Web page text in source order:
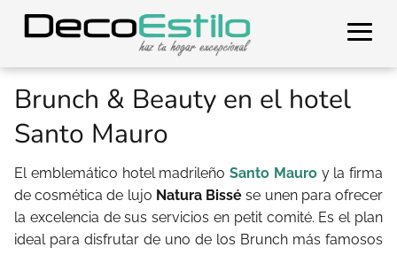
Brunch & Beauty en el hotel
Santo Mauro
El emblemático hotel madrileño Santo Mauroy la firma
de cosmética de lujo Natura Bissé se unen para ofrecer
la excelencia de sus servicios en petit comité. Es el plan
ideal para disfrutar de uno de los Brunch más famosos